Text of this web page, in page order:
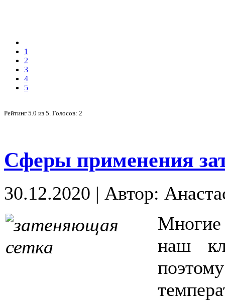
1
2
3
4
5
Рейтинг 5.0 из 5 . Голосов: 2
Сферы применения
30.12.2020 | Автор:
наш